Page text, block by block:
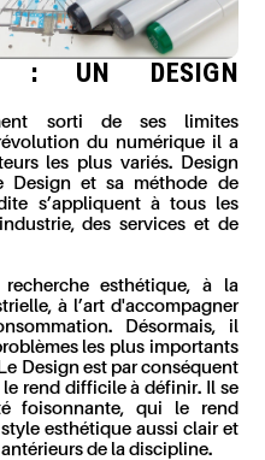
: UN DESIGN
sorti de ses limites
du numérique il a
les plus variés. Design
Design et sa méthode de
s’appliquent à tous les
des services et de
esthétique, à la
à l’art d'accompagner
Désormais, il
les plus importants
Design est par conséquent
rend difficile à définir. Il se
foisonnante, qui le rend
esthétique aussi clair et
de la discipline.